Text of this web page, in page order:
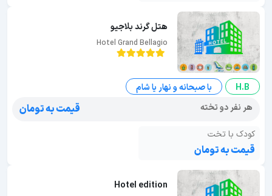
هتل گرند بلاجیو
Hotel Grand Bellagio
H.B
با صبحانه و نهار یا شام
هر نفر دو تخته
قیمت به تومان
کودک با تخت
قیمت به تومان
Hotel edition